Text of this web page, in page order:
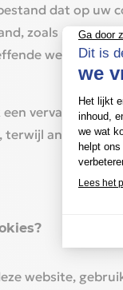
dat op
zoals uw
website. Op
een vervaldatum.
terwijl andere
website,